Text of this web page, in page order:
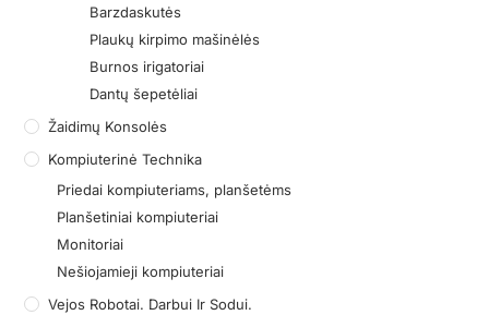
Barzdaskutės
Plaukų kirpimo mašinėlės
Burnos irigatoriai
Dantų šepetėliai
Žaidimų Konsolės
Kompiuterinė Technika
Priedai kompiuteriams, planšetėms
Planšetiniai kompiuteriai
Monitoriai
Nešiojamieji kompiuteriai
Vejos Robotai. Darbui Ir Sodui.